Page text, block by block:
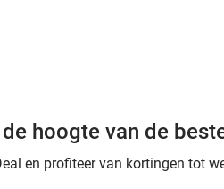
hoogte van de
en profiteer van kortingen tot
een deal in een stad die
. Met deze tool zoek